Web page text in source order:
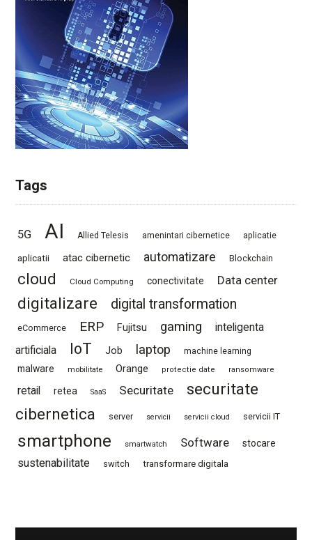
Tags
5G AI Allied Telesis amenintari cibernetice aplicatie
aplicatii atac cibernetic automatizare Blockchain
cloud Cloud Computing conectivitate Data center
digitalizare digital transformation
eCommerce ERP Fujitsu gaming
inteligenta
artificiala
IoT Job laptop machine learning
malware mobilitate Orange protectie date ransomware
retail retea SaaS Securitate
securitate
cibernetica
server servicii servicii cloud servicii IT
smartphone smartwatch Software stocare
sustenabilitate switch transformare digitala